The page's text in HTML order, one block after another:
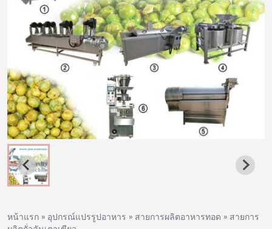
หน้าแรก » อุปกรณ์แปรรูปอาหาร » สายการผลิตอาหารทอด » สายการ